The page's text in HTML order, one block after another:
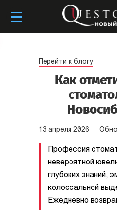
Перейти к блогу
Как
13 апреля 2026
Профессия
невероятной
глубоких знаний,
колоссальной
Ежедневно